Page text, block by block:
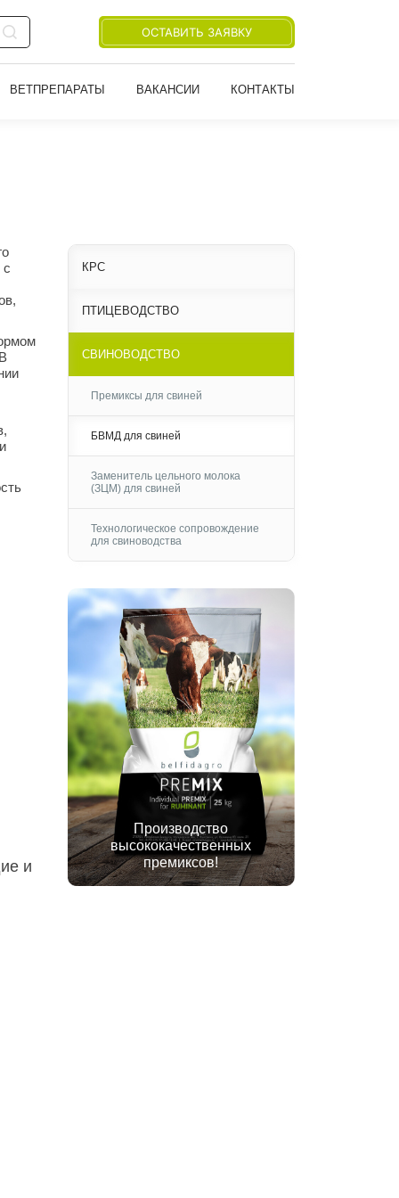
ОСТАВИТЬ ЗАЯВКУ
ВЕТПРЕПАРАТЫ ВАКАНСИИ КОНТАКТЫ
с
и
КРС
ПТИЦЕВОДСТВО
СВИНОВОДСТВО
Премиксы для свиней
БВМД для свиней
Заменитель цельного молока
(ЗЦМ) для свиней
Технологическое сопровождение
для свиноводства
Производство
высококачественных
премиксов!